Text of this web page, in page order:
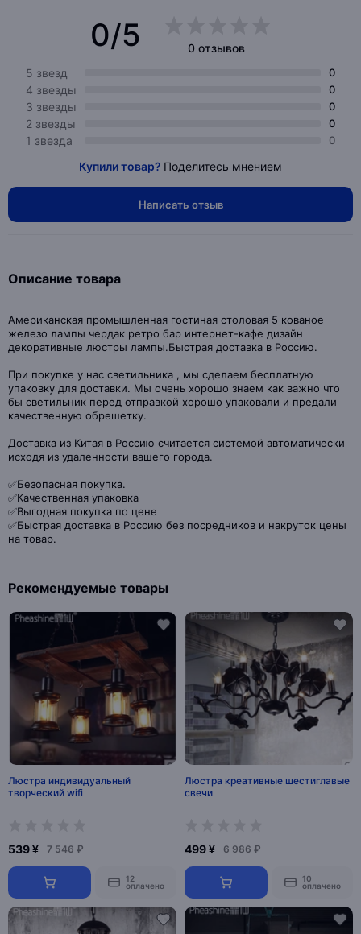
0/5
0 отзывов
5 звезд
0
4 звезды 0
3 звезды 0
2 звезды 0
1 звезда 0
Купили товар? Поделитесь мнением
Написать отзыв
Описание товара
Американская промышленная гостиная столовая 5 кованое
железо лампы чердак ретро бар интернет-кафе дизайн
декоративные люстры лампы.Быстрая доставка в Россию.
При покупке у нас светильника , мы сделаем бесплатную
упаковку для доставки. Мы очень хорошо знаем как важно что
бы светильник перед отправкой хорошо упаковали и предали
качественную обрешетку.
Доставка из Китая в Россию считается системой автоматически
исходя из удаленности вашего города.
✅Безопасная покупка.
✅Качественная упаковка
✅Выгодная покупка по цене
✅Быстрая доставка в Россию без посредников и накруток цены
на товар.
Рекомендуемые товары
Люстра индивидуальный
творческий wifi
539 ¥ 7 546 ₽
12
оплачено
Люстра креативные шестиглавые
свечи
499 ¥ 6 986 ₽
10
оплачено